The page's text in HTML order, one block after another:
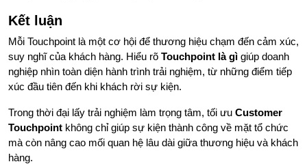
Kết luận
Mỗi Touchpoint là một cơ hội để thương hiệu chạm đến cảm xúc,
suy nghĩ của khách hàng. Hiểu rõ Touchpoint là gì giúp doanh
nghiệp nhìn toàn diện hành trình trải nghiệm, từ những điểm tiếp
xúc đầu tiên đến khi khách rời sự kiện.
Trong thời đại lấy trải nghiệm làm trọng tâm, tối ưu Customer
Touchpoint không chỉ giúp sự kiện thành công về mặt tổ chức
mà còn nâng cao mối quan hệ lâu dài giữa thương hiệu và khách
hàng.